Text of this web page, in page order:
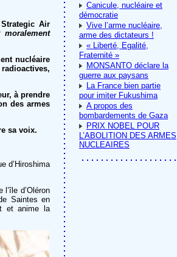
Air
nucléaire
à prendre
des armes
sa voix.
d’Hiroshima
d’Oléron
Saintes en
et anime la
Canicule, nucléaire et
démocratie
Vive l’arme nucléaire,
arme des dictateurs !
« Liberté, Egalité,
Fraternité »
MONSANTO déclare la
guerre aux paysans
La France bien partie
pour imiter Fukushima
A propos des
bombardements de Gaza
PRIX NOBEL POUR
L’ABOLITION DES ARMES
NUCLEAIRES